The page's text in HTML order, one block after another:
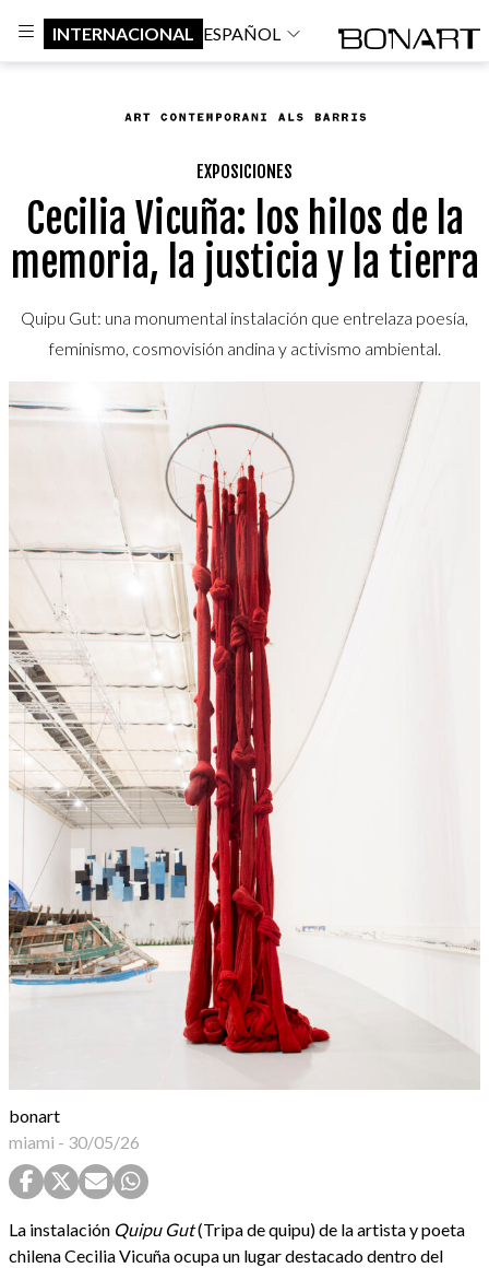
INTERNACIONAL ESPAÑOL
EXPOSICIONES
Cecilia Vicuña: los hilos de la
memoria, la justicia y la tierra
Quipu Gut: una monumental instalación que entrelaza poesía,
feminismo, cosmovisión andina y activismo ambiental.
bonart
miami - 30/05/26
La instalación Quipu Gut(Tripa de quipu) de la artista y poeta
chilena Cecilia Vicuña ocupa un lugar destacado dentro del